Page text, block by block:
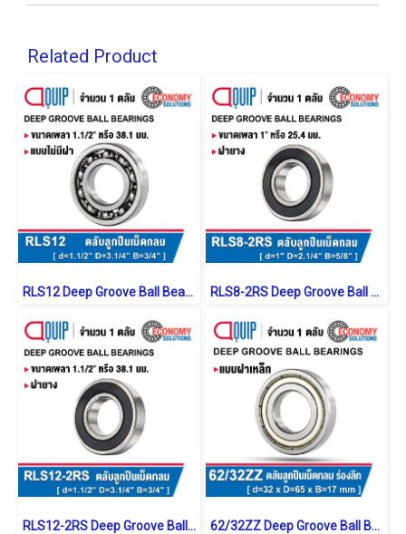
Related Product
RLS12 Deep Groove Ball Bearings inch. Open Type RLS8-2RS Deep Groove Ball Bearings inch. Seal Type
RLS12-2RS Deep Groove Ball Bearings inch. Seal Type 62/32ZZ Deep Groove Ball Bearings Shield Type